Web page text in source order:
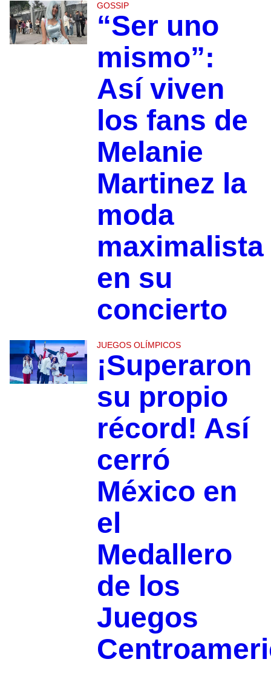
GOSSIP
“Ser uno
mismo”:
Así viven
los fans de
Melanie
Martinez la
moda
maximalista
en su
concierto
JUEGOS OLÍMPICOS
¡Superaron
su propio
récord! Así
cerró
México en
el
Medallero
de los
Juegos